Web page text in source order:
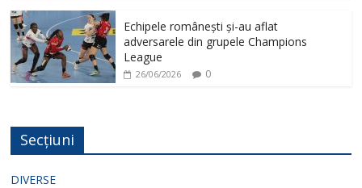
Echipele românești și-au aflat
adversarele din grupele Champions
League
26/06/2026 0
Secțiuni
DIVERSE